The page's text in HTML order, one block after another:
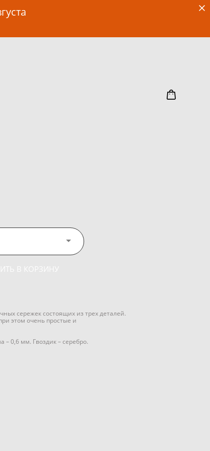
В КОРЗИНУ
сережек состоящих из трех деталей.
этом очень простые и
– 0,6 мм. Гвоздик – серебро.